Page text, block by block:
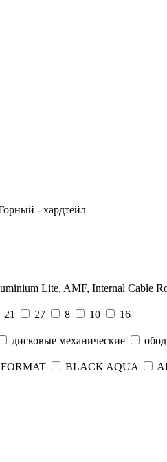
- хардтейл
Lite, AMF, Internal Cable
21 27 8 10
16
дисковые механические
FORMAT BLACK AQUA